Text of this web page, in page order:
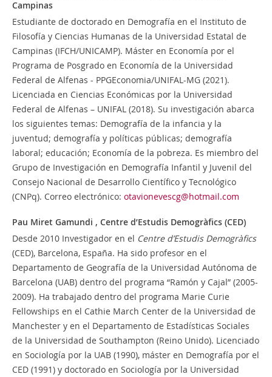
Campinas
Estudiante de doctorado en Demografía en el Instituto de
Filosofía y Ciencias Humanas de la Universidad Estatal de
Campinas (IFCH/UNICAMP). Máster en Economía por el
Programa de Posgrado en Economía de la Universidad
Federal de Alfenas - PPGEconomia/UNIFAL-MG (2021).
Licenciada en Ciencias Económicas por la Universidad
Federal de Alfenas – UNIFAL (2018). Su investigación abarca
los siguientes temas: Demografía de la infancia y la
juventud; demografía y políticas públicas; demografía
laboral; educación; Economía de la pobreza. Es miembro del
Grupo de Investigación en Demografía Infantil y Juvenil del
Consejo Nacional de Desarrollo Científico y Tecnológico
(CNPq). Correo electrónico: otavionevescg@hotmail.com
Pau Miret Gamundi , Centre d’Estudis Demogràfics (CED)
Desde 2010 Investigador en el Centre d’Estudis Demogràfics
(CED), Barcelona, España. Ha sido profesor en el
Departamento de Geografía de la Universidad Autónoma de
Barcelona (UAB) dentro del programa “Ramón y Cajal” (2005-
2009). Ha trabajado dentro del programa Marie Curie
Fellowships en el Cathie March Center de la Universidad de
Manchester y en el Departamento de Estadísticas Sociales
de la Universidad de Southampton (Reino Unido). Licenciado
en Sociología por la UAB (1990), máster en Demografía por el
CED (1991) y doctorado en Sociología por la Universidad